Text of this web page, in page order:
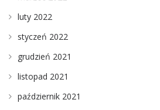
luty 2022
styczeń 2022
grudzień 2021
listopad 2021
październik 2021